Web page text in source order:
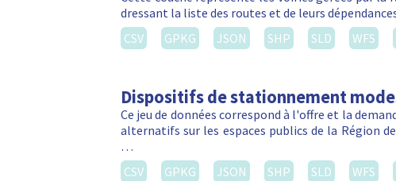
dressant la liste des routes et de leurs
CSV
GPKG JSON SHP SLD WFS
Dispositifs de stationnement
Ce jeu de données correspond à l'offre et la
alternatifs sur les espaces publics de la Région
…
CSV
GPKG JSON SHP SLD WFS